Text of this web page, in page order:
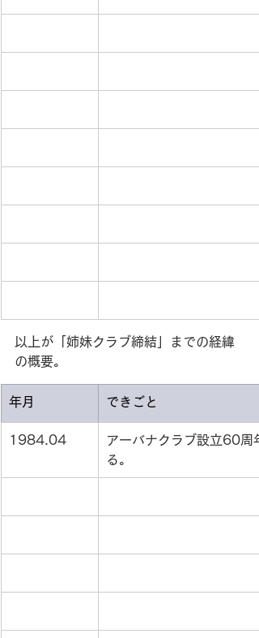
以上が「姉妹クラブ締結」までの経緯
の概要。
年月 できごと
1984.04
アーバナクラブ設立60周
る。